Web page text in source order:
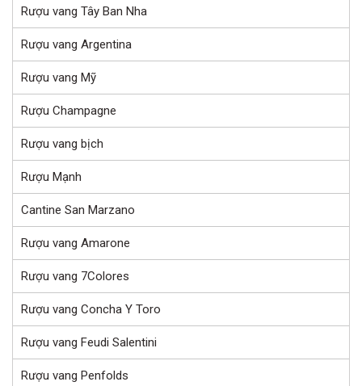
Rượu vang Tây Ban Nha
Rượu vang Argentina
Rượu vang Mỹ
Rượu Champagne
Rượu vang bịch
Rượu Mạnh
Cantine San Marzano
Rượu vang Amarone
Rượu vang 7Colores
Rượu vang Concha Y Toro
Rượu vang Feudi Salentini
Rượu vang Penfolds